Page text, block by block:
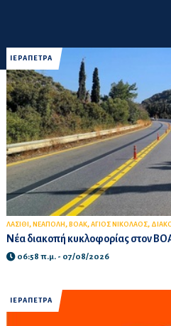
ΙΕΡΑΠΕΤΡΑ
ΛΑΣΙΘΙ , ΝΕΑΠΟΛΗ , ΒΟΑΚ, ΑΓΙΟΣ ΝΙΚΟΛΑΟΣ,
Νέα διακοπή κυκλοφορίας στον
06:58 π.μ. - 07/08/2026
ΙΕΡΑΠΕΤΡΑ